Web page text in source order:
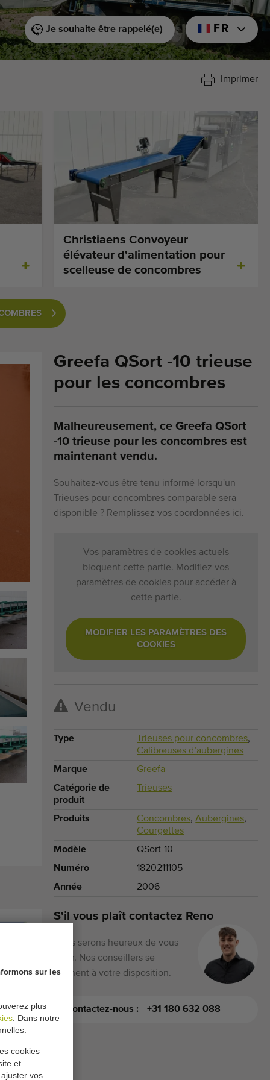
sur les
plus
. Dans notre
cookies
et
vos
FR
Je souhaite être rappelé(e)
Imprimer
Christiaens Convoyeur
élévateur d'alimentation pour
scelleuse de concombres
Greefa QSort -10 trieuse
pour les concombres
Malheureusement, ce Greefa QSort
-10 trieuse pour les concombres est
maintenant vendu.
Souhaitez-vous être tenu informé lorsqu'un
Trieuses pour concombres comparable sera
disponible ? Remplissez vos coordonnées ici.
Vos paramètres de cookies actuels
bloquent cette partie. Modifiez vos
paramètres de cookies pour accéder à
cette partie.
MODIFIER LES PARAMÈTRES DES
COOKIES
Vendu
Type Trieuses pour concombres,
Calibreuses d’aubergines
Marque
Greefa
Catégorie de
produit
Trieuses
Produits Concombres,Aubergines,
Courgettes
Modèle
QSort-10
Numéro
1820211105
Année
2006
S'il vous plaît contactez Reno
Nous serons heureux de vous
aider. Nos conseillers se
tiennent à votre disposition.
Contactez-nous : +31 180 632 088